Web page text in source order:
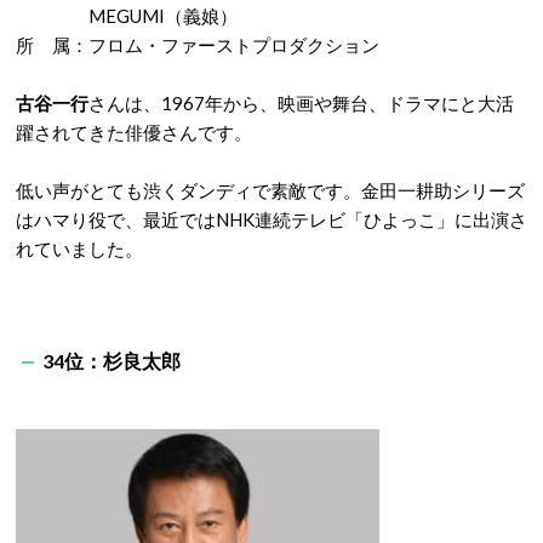
MEGUMI（義娘）
所 属：フロム・ファーストプロダクション
古谷一行さんは、1967年から、映画や舞台、ドラマにと大活
躍されてきた俳優さんです。
低い声がとても渋くダンディで素敵です。金田一耕助シリーズ
はハマり役で、最近ではNHK連続テレビ「ひよっこ」に出演さ
れていました。
34位：杉良太郎